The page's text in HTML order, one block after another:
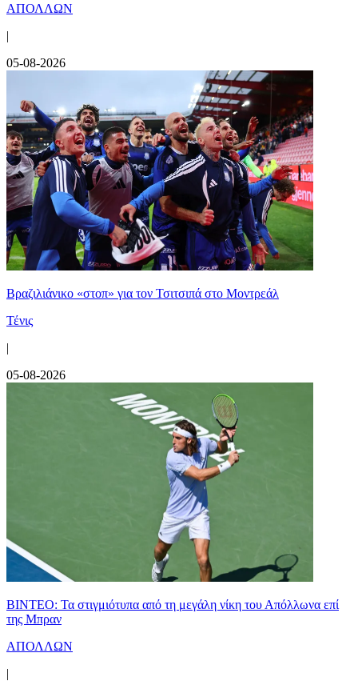
ΑΠΟΛΛΩΝ
|
05-08-2026
Βραζιλιάνικο «στοπ» για τον Τσιτσιπά στο Μοντρεάλ
Τένις
|
05-08-2026
ΒΙΝΤΕΟ: Τα στιγμιότυπα από τη μεγάλη νίκη του Απόλλωνα επί
της Μπραν
ΑΠΟΛΛΩΝ
|